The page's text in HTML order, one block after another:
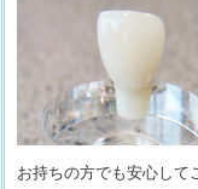
お持ちの方でも安心して